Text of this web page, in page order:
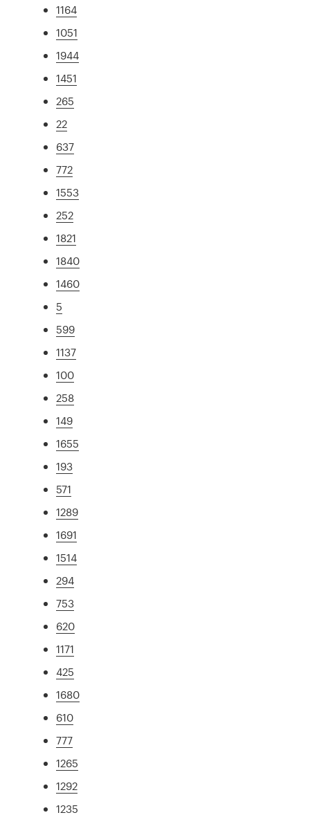
1164
1051
1944
1451
265
22
637
772
1553
252
1821
1840
1460
5
599
1137
100
258
149
1655
193
571
1289
1691
1514
294
753
620
1171
425
1680
610
777
1265
1292
1235